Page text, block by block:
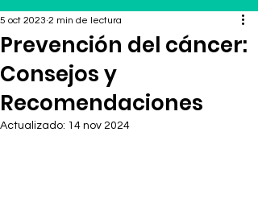
Prevención del cáncer:
Consejos y
Recomendaciones
5 oct 2023 2 min de lectura
Actualizado: 14 nov 2024